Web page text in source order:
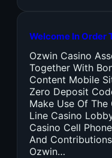
Welcome In Order
Ozwin Casino
Together With
Content Mobile
Zero Deposit
Make Use Of The
Line Casino
Casino Cell
And
Ozwin…